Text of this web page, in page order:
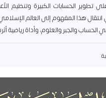
تطوير الحسابات الكبيرة وتنظيم
هذا المفهوم إلى العالم
الحساب والجبر والعلوم، وأداة رياضية